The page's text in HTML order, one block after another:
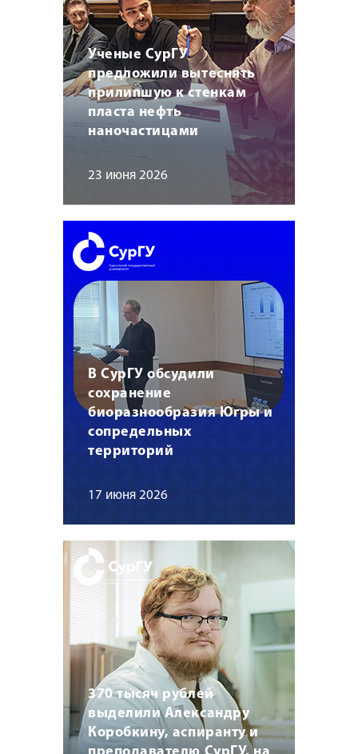
Ученые СурГУ
предложили вытеснять
прилипшую к стенкам
пласта нефть
наночастицами
23 июня 2026
В СурГУ обсудили
сохранение
биоразнообразия Югры и
сопредельных
территорий
17 июня 2026
370 тысяч рублей
выделили Александру
Коробкину, аспиранту и